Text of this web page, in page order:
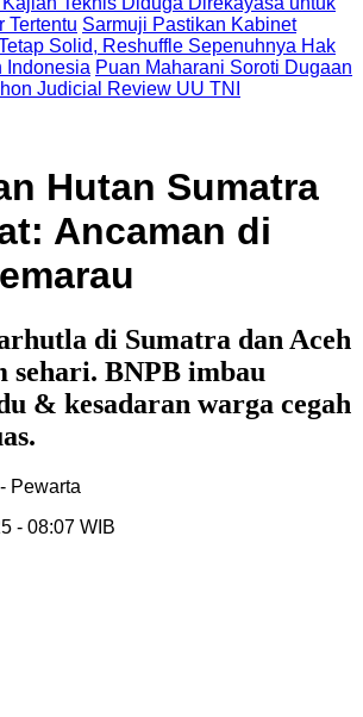
Tertentu Sarmuji Pastikan Kabinet
Solid, Reshuffle Sepenuhnya Hak
Indonesia Puan Maharani Soroti Dugaan
Judicial Review UU TNI
Hutan Sumatra
Ancaman di
di Sumatra dan Aceh
sehari. BNPB imbau
& kesadaran warga cegah
- Pewarta
- 08:07 WIB